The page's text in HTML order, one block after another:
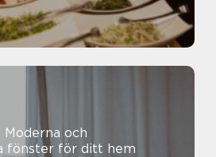
och
fönster för ditt hem